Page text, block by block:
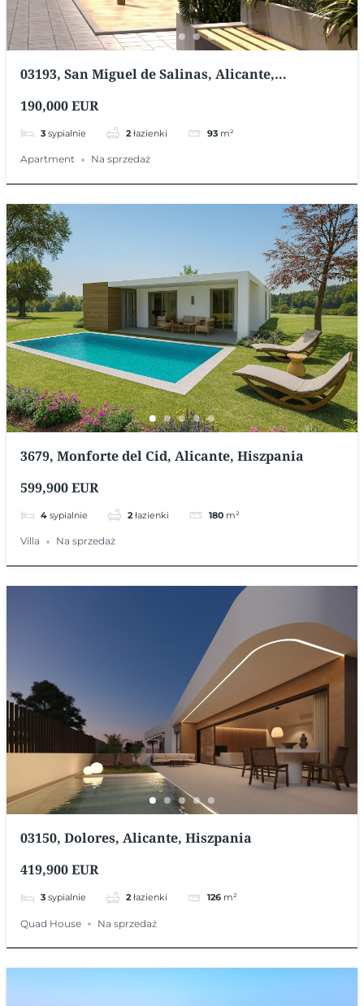
03193, San Miguel de Salinas, Alicante,
190,000 EUR
3 sypialnie 2 łazienki 93 m²
Apartment Na sprzedaż
3679, Monforte del Cid, Alicante, Hiszpania
599,900 EUR
4 sypialnie 2 łazienki 180 m²
Villa Na sprzedaż
03150, Dolores, Alicante, Hiszpania
419,900 EUR
3 sypialnie 2 łazienki 126 m²
Quad House Na sprzedaż